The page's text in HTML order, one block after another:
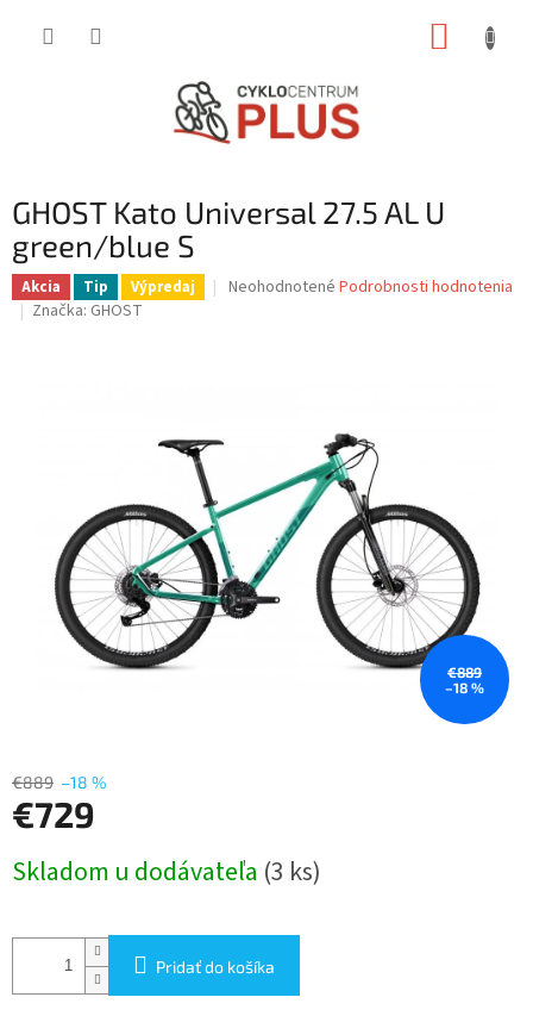
GHOST Kato Universal 27.5 AL U
green/blue S
Akcia Tip Výpredaj
Priemerné
Neohodnotené Podrobnosti hodnotenia
Značka: GHOST
€889
–18 %
€889 –18 %
€729
cena:
Skladom u dodávateľa (3 ks)
Pridať do košíka